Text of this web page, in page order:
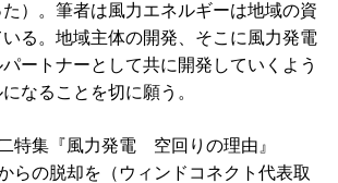
）。筆者は風力エネルギーは地域の資
る。地域主体の開発、そこに風力発電
ートナーとして共に開発していくよう
なることを切に願う。
特集『風力発電 空回りの理由』
らの脱却を（ウィンドコネクト代表取